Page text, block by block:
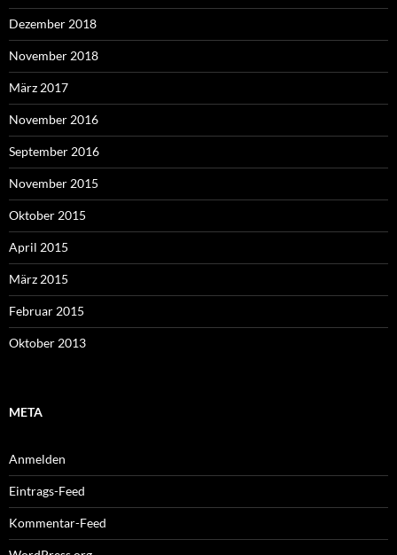
Dezember 2018
November 2018
März 2017
November 2016
September 2016
November 2015
Oktober 2015
April 2015
März 2015
Februar 2015
Oktober 2013
META
Anmelden
Eintrags-Feed
Kommentar-Feed